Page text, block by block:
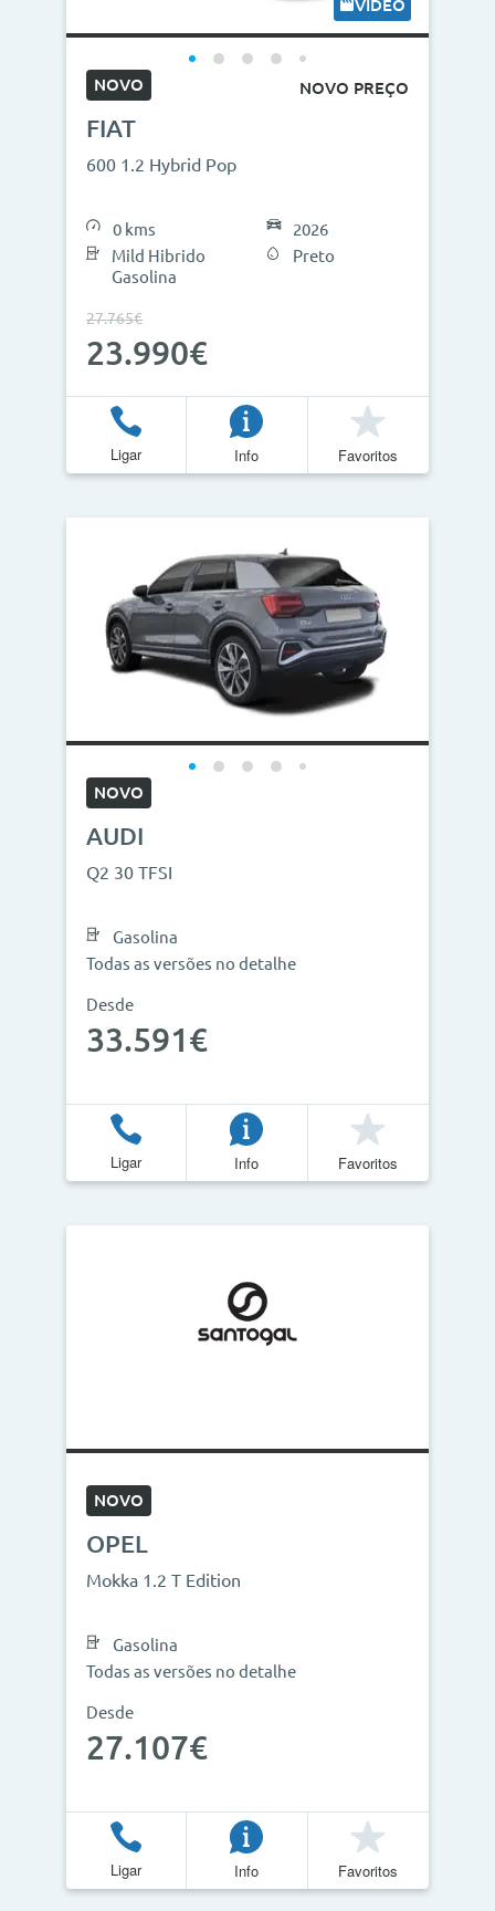
VÍDEO
NOVO NOVO PREÇO
FIAT
600 1.2 Hybrid Pop
0 kms
Mild Hibrido
Gasolina
2026
Preto
27.765€
23.990€
Ligar Info Favoritos
NOVO
AUDI
Q2 30 TFSI
Gasolina
Todas as versões no detalhe
Desde
33.591€
Ligar Info Favoritos
NOVO
OPEL
Mokka 1.2 T Edition
Gasolina
Todas as versões no detalhe
Desde
27.107€
Ligar Info Favoritos